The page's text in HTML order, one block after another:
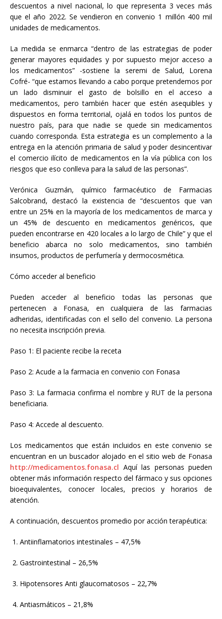
descuentos a nivel nacional, lo que representa 3 veces más
que el año 2022. Se vendieron en convenio 1 millón 400 mil
unidades de medicamentos.
La medida se enmarca “dentro de las estrategias de poder
generar mayores equidades y por supuesto mejor acceso a
los medicamentos” -sostiene la seremi de Salud, Lorena
Cofré- “que estamos llevando a cabo porque pretendemos por
un lado disminuir el gasto de bolsillo en el acceso a
medicamentos, pero también hacer que estén asequibles y
dispuestos en forma territorial, ojalá en todos los puntos de
nuestro país, para que nadie se quede sin medicamentos
cuando corresponda. Esta estrategia es un complemento a la
entrega en la atención primaria de salud y poder desincentivar
el comercio ilícito de medicamentos en la vía pública con los
riesgos que eso conlleva para la salud de las personas”.
Verónica Guzmán, químico farmacéutico de Farmacias
Salcobrand, destacó la existencia de “descuentos que van
entre un 25% en la mayoría de los medicamentos de marca y
un 45% de descuento en medicamentos genéricos, que
pueden encontrarse en 420 locales a lo largo de Chile” y que el
beneficio abarca no solo medicamentos, sino también
insumos, productos de perfumería y dermocosmética.
Cómo acceder al beneficio
Pueden acceder al beneficio todas las personas que
pertenecen a Fonasa, en cualquiera de las farmacias
adheridas, identificadas con el sello del convenio. La persona
no necesita inscripción previa.
Paso 1: El paciente recibe la receta
Paso 2: Acude a la farmacia en convenio con Fonasa
Paso 3: La farmacia confirma el nombre y RUT de la persona
beneficiaria.
Paso 4: Accede al descuento.
Los medicamentos que están incluidos en este convenio se
encuentran en un buscador alojado en el sitio web de Fonasa
http://medicamentos.fonasa.cl Aquí las personas pueden
obtener más información respecto del fármaco y sus opciones
bioequivalentes, conocer locales, precios y horarios de
atención.
A continuación, descuentos promedio por acción terapéutica:
Antiinflamatorios intestinales – 47,5%
Gastrointestinal – 26,5%
Hipotensores Anti glaucomatosos – 22,7%
Antiasmáticos – 21,8%